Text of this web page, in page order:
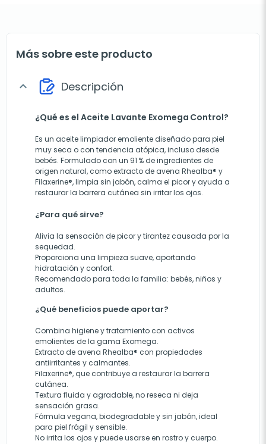
Más sobre este producto
expand_more Descripción
¿Qué es el Aceite Lavante Exomega Control?
Es un aceite limpiador emoliente diseñado para piel
muy seca o con tendencia atópica, incluso desde
bebés. Formulado con un 91 % de ingredientes de
origen natural, como extracto de avena Rhealba® y
Filaxerine®, limpia sin jabón, calma el picor y ayuda a
restaurar la barrera cutánea sin irritar los ojos.
¿Para qué sirve?
Alivia la sensación de picor y tirantez causada por la
sequedad.
Proporciona una limpieza suave, aportando
hidratación y confort.
Recomendado para toda la familia: bebés, niños y
adultos.
¿Qué beneficios puede aportar?
Combina higiene y tratamiento con activos
emolientes de la gama Exomega.
Extracto de avena Rhealba® con propiedades
antiirritantes y calmantes.
Filaxerine®, que contribuye a restaurar la barrera
cutánea.
Textura fluida y agradable, no reseca ni deja
sensación grasa.
Fórmula vegana, biodegradable y sin jabón, ideal
para piel frágil y sensible.
No irrita los ojos y puede usarse en rostro y cuerpo.